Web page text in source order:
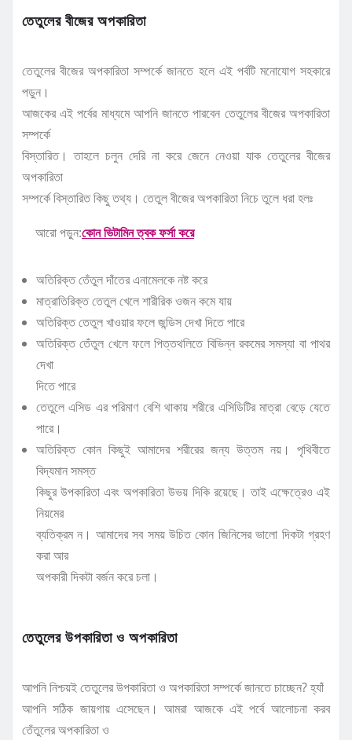
তেতুলের বীজের অপকারিতা
তেতুলের বীজের অপকারিতা সম্পর্কে জানতে হলে এই পর্বটি মনোযোগ সহকারে
পড়ুন।
আজকের এই পর্বের মাধ্যমে আপনি জানতে পারবেন তেতুলের বীজের অপকারিতা
সম্পর্কে
বিস্তারিত। তাহলে চলুন দেরি না করে জেনে নেওয়া যাক তেতুলের বীজের
অপকারিতা
সম্পর্কে বিস্তারিত কিছু তথ্য। তেতুল বীজের অপকারিতা নিচে তুলে ধরা হলঃ
আরো পড়ুন:কোন ভিটামিন ত্বক ফর্সা করে
অতিরিক্ত তেঁতুল দাঁতের এনামেলকে নষ্ট করে
মাত্রাতিরিক্ত তেতুল খেলে শারীরিক ওজন কমে যায়
অতিরিক্ত তেতুল খাওয়ার ফলে জন্ডিস দেখা দিতে পারে
অতিরিক্ত তেঁতুল খেলে ফলে পিত্তথলিতে বিভিন্ন রকমের সমস্যা বা পাথর
দেখা
দিতে পারে
তেতুলে এসিড এর পরিমাণ বেশি থাকায় শরীরে এসিডিটির মাত্রা বেড়ে যেতে
পারে।
অতিরিক্ত কোন কিছুই আমাদের শরীরের জন্য উত্তম নয়। পৃথিবীতে
বিদ্যমান সমস্ত
কিছুর উপকারিতা এবং অপকারিতা উভয় দিকি রয়েছে। তাই এক্ষেত্রেও এই
নিয়মের
ব্যতিক্রম ন। আমাদের সব সময় উচিত কোন জিনিসের ভালো দিকটা গ্রহণ
করা আর
অপকারী দিকটা বর্জন করে চলা।
তেতুলের উপকারিতা ও অপকারিতা
আপনি নিশ্চয়ই তেতুলের উপকারিতা ও অপকারিতা সম্পর্কে জানতে চাচ্ছেন? হ্যাঁ
আপনি সঠিক জায়গায় এসেছেন। আমরা আজকে এই পর্বে আলোচনা করব
তেঁতুলের অপকারিতা ও